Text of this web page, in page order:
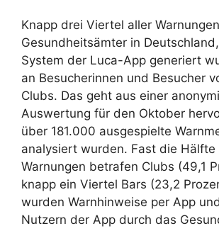
Knapp drei Viertel aller
Gesundheitsämter in
System der Luca-App generiert
an Besucherinnen und Besucher
Clubs. Das geht aus einer
Auswertung für den Oktober
über 181.000 ausgespielte
analysiert wurden. Fast die Hälfte
Warnungen betrafen Clubs (49,1
knapp ein Viertel Bars (23,2
wurden Warnhinweise per App
Nutzern der App durch das